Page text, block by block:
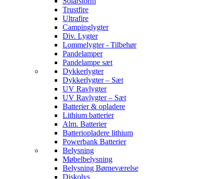
Trustfire
Ultrafire
Campinglygter
Div. Lygter
Lommelygter - Tilbehør
Pandelamper
Pandelampe sæt
Dykkerlygter
Dykkerlygter – Sæt
UV Ravlygter
UV Ravlygter – Sæt
Batterier & opladere
Lithium batterier
Alm. Batterier
Batteriopladere lithium
Powerbank Batterier
Belysning
Møbelbelysning
Belysning Børneværelse
Diskolys